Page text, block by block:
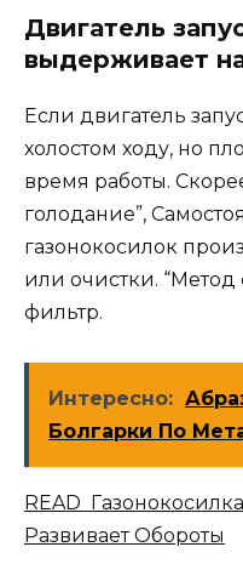
Двигатель
выдерживает
Если двигатель
холостом ходу, но
время работы.
голодание”,
газонокосилок
или очистки.
фильтр.
Интересно:
Болгарки По
READ
Развивает Обороты